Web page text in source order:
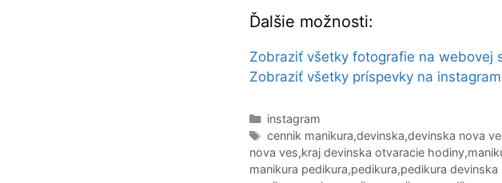
Ďalšie možnosti:
Zobraziť všetky fotografie na webovej
Zobraziť všetky príspevky na
Kategórie
instagram
Značky
cennik manikura,devinska,devinska nova
nova ves,kraj devinska otvaracie hodiny,
manikura pedikura,pedikura,pedikura devinska